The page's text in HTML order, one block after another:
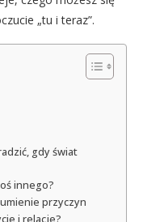
„tu i teraz”.
gdy świat
innego?
przyczyn